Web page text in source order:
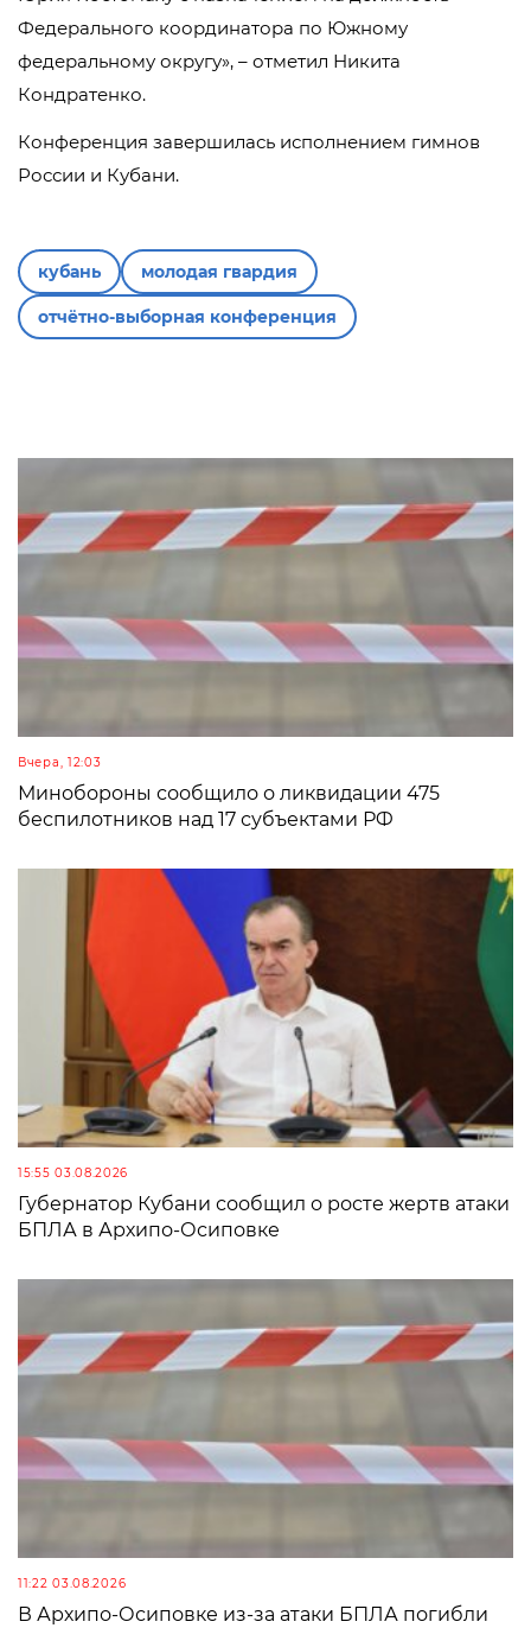
Федерального координатора по Южному
федеральному округу», – отметил Никита
Кондратенко.
Конференция завершилась исполнением гимнов
России и Кубани.
кубань молодая гвардия
отчётно-выборная конференция
Вчера, 12:03
Минобороны сообщило о ликвидации 475
беспилотников над 17 субъектами РФ
15:55 03.08.2026
Губернатор Кубани сообщил о росте жертв атаки
БПЛА в Архипо-Осиповке
11:22 03.08.2026
В Архипо-Осиповке из-за атаки БПЛА погибли